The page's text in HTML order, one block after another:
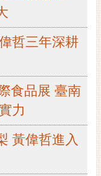
哲三年深耕
食品展 臺南
力
黃偉哲進入